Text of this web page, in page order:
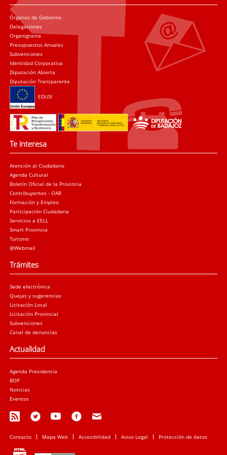
Órganos de Gobierno
Delegaciones
Organigrama
Presupuestos Anuales
Subvenciones
Identidad Corporativa
Diputación Abierta
Diputación Transparente
EDUSI
Te interesa
Atención al Ciudadano
Agenda Cultural
Boletín Oficial de la Provincia
Contribuyentes - OAR
Formación y Empleo
Participación Ciudadana
Servicios a EELL
Smart Provincia
Turismo
@Webmail
Trámites
Sede electrónica
Quejas y sugerencias
Licitación Local
Licitación Provincial
Subvenciones
Canal de denuncias
Actualidad
Agenda Presidencia
BOP
Noticias
Eventos
Contacto Mapa Web Accesibilidad Aviso Legal Protección de datos